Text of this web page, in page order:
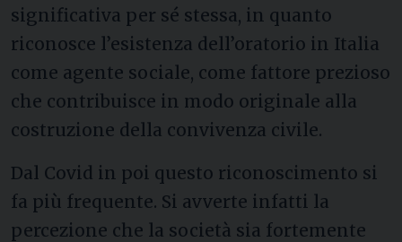
significativa per sé stessa, in quanto
riconosce l’esistenza dell’oratorio in Italia
come agente sociale, come fattore prezioso
che contribuisce in modo originale alla
costruzione della convivenza civile.
Dal Covid in poi questo riconoscimento si
fa più frequente. Si avverte infatti la
percezione che la società sia fortemente